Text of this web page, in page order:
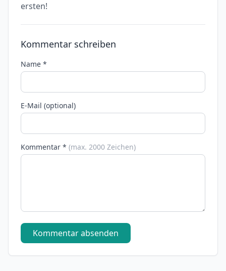
ersten!
Kommentar schreiben
Name *
E-Mail (optional)
Kommentar * (max. 2000 Zeichen)
Kommentar absenden